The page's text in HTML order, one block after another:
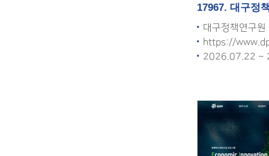
17967. 대구정
대구정책연구원
https://
2026.07.22